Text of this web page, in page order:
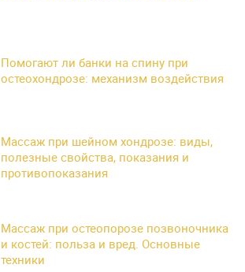
Помогают ли банки на спину при
остеохондрозе: механизм воздействия
Массаж при шейном хондрозе: виды,
полезные свойства, показания и
противопоказания
Массаж при остеопорозе позвоночника
и костей: польза и вред. Основные
техники